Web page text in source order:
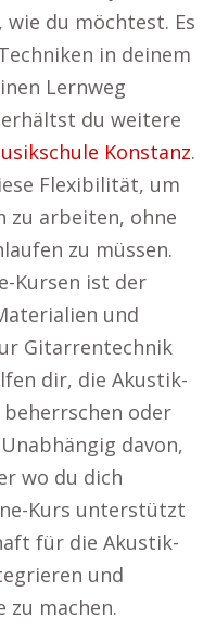
du möchtest. Es
in deinem
Lernweg
du weitere
Konstanz.
Flexibilität, um
zu arbeiten, ohne
zu müssen.
Kursen ist der
und
Gitarrentechnik
dir, die Akustik-
oder
davon,
wo du dich
Kurs unterstützt
für die Akustik-
und
machen.